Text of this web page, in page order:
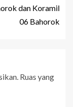
dan Koramil
06 Bahorok
Ruas yang